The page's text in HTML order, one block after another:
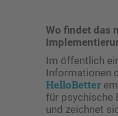
Wo findet das
Im öffentlich
Informationen
HelloBetter
für psychische
und zeichnet